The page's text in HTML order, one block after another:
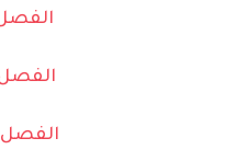
الفصل
الفصل